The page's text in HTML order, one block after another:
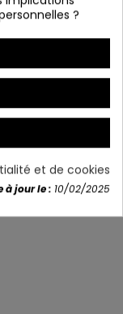
?
et de cookies
à jour le : 10/02/2025